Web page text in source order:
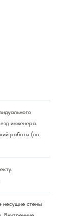
инженера.
работы (по
несущие стены